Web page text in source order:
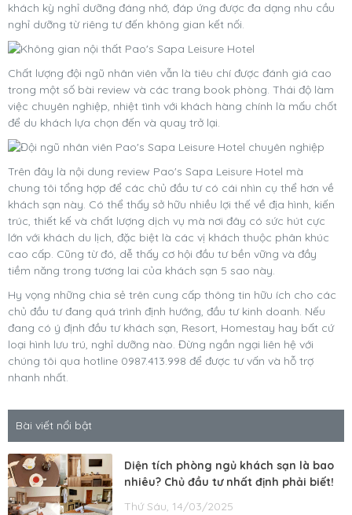
khách kỳ nghỉ dưỡng đáng nhớ, đáp ứng được đa dạng nhu cầu
nghỉ dưỡng từ riêng tư đến không gian kết nối.
Chất lượng đội ngũ nhân viên vẫn là tiêu chí được đánh giá cao
trong một số bài review và các trang book phòng. Thái độ làm
việc chuyên nghiệp, nhiệt tình với khách hàng chính là mấu chốt
để du khách lựa chọn đến và quay trở lại.
Trên đây là nội dung review Pao's Sapa Leisure Hotel mà
chung tôi tổng hợp để các chủ đầu tư có cái nhìn cụ thể hơn về
khách sạn này. Có thể thấy sở hữu nhiều lợi thế về địa hình, kiến
trúc, thiết kế và chất lượng dịch vụ mà nơi đây có sức hút cực
lớn với khách du lịch, đặc biệt là các vị khách thuộc phân khúc
cao cấp. Cũng từ đó, dễ thấy cơ hội đầu tư bền vững và đầy
tiềm năng trong tương lai của khách sạn 5 sao này.
Hy vọng những chia sẻ trên cung cấp thông tin hữu ích cho các
chủ đầu tư đang quá trình định hướng, đầu tư kinh doanh. Nếu
đang có ý định đầu tư khách sạn, Resort, Homestay hay bất cứ
loại hình lưu trú, nghỉ dưỡng nào. Đừng ngần ngại liên hệ với
chúng tôi qua hotline 0987.413.998 để được tư vấn và hỗ trợ
nhanh nhất.
Bài viết nổi bật
Diện tích phòng ngủ khách sạn là bao
nhiêu? Chủ đầu tư nhất định phải biết!
Thứ Sáu, 14/03/2025